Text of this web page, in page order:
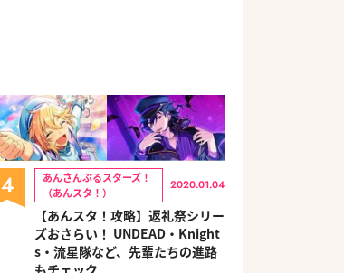
4
あんさんぶるスターズ！
（あんスタ！）
2020.01.04
【あんスタ！攻略】返礼祭シリー
ズおさらい！ UNDEAD・Knight
s・流星隊など、先輩たちの進路
もチェック